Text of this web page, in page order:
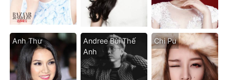
Anh Thư
Andree Bùi Thế
Anh
Chi Pu